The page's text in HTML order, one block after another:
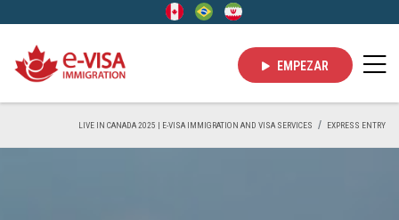
EMPEZAR
LIVE IN CANADA 2025 | E-VISA IMMIGRATION AND VISA SERVICES EXPRESS ENTRY